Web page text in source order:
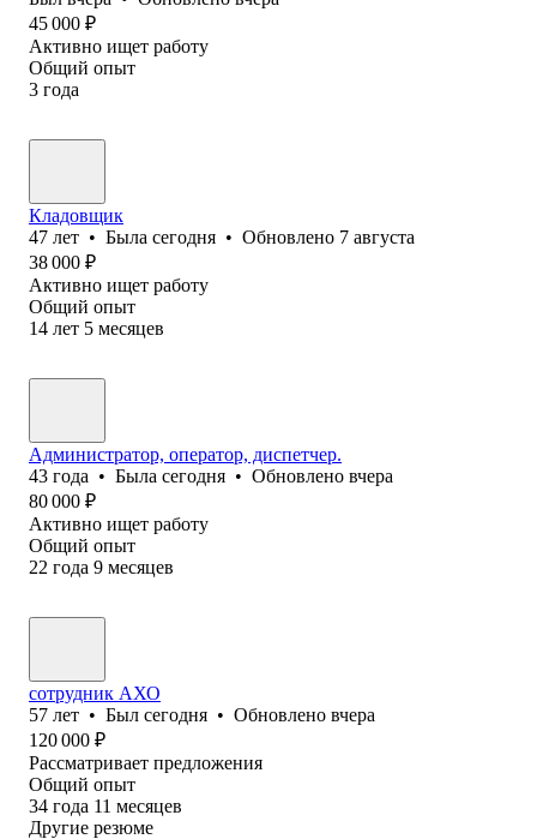
45 000 ₽
Активно ищет работу
Общий опыт
3 года
Кладовщик
47 лет • Была сегодня • Обновлено 7 августа
38 000 ₽
Активно ищет работу
Общий опыт
14 лет 5 месяцев
Администратор, оператор, диспетчер.
43 года • Была сегодня • Обновлено вчера
80 000 ₽
Активно ищет работу
Общий опыт
22 года 9 месяцев
сотрудник АХО
57 лет • Был сегодня • Обновлено вчера
120 000 ₽
Рассматривает предложения
Общий опыт
34 года 11 месяцев
Другие резюме